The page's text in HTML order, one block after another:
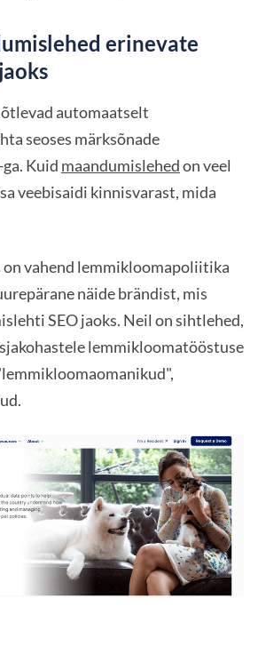
erinevate
automaatselt
seoses märksõnade
Kuid maandumislehedon veel
veebisaidi kinnisvarast, mida
on vahend lemmikloomapoliitika
näide brändist, mis
SEO jaoks. Neil on sihtlehed,
lemmikloomatööstuse